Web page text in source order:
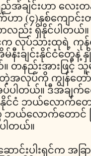
ရည်အချင်းဟာ လ
ာ (၄)နှစ်ကျောင်
လည်း ရှိနိုင်ပါတယ်။
လုပ်သားထုရဲ့ ကုန်ထု
မ်နီးချင်းနိုင်ငံတွေ
ည်းအားဖြင့် သူမ
အလုပ်ကို ကျွန်တော်
ါတယ်။ ဒီအချက်တွ
င်ငံ ဘယ်လောက်တော
ဘယ်လောက်တောင်
ါတယ်။
ာင်းပါးရှင်က အခြ